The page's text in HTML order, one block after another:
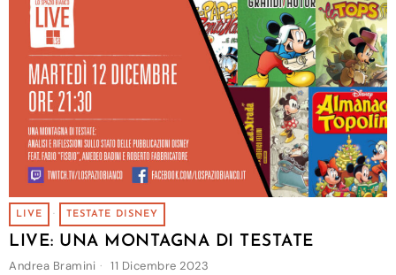
LIVE · TESTATE DISNEY
LIVE: UNA MONTAGNA DI TESTATE
Andrea Bramini 11 Dicembre 2023